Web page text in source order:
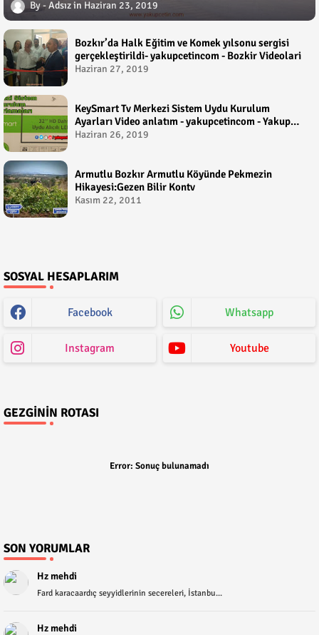
Adsız Haziran 23, 2019
Bozkır’da Halk Eğitim ve Komek yılsonu sergisi
gerçekleştirildi- yakupcetincom - Bozkir Videolari
Haziran 27, 2019
KeySmart Tv Merkezi Sistem Uydu Kurulum
Ayarları Video anlatım - yakupcetincom - Yakup
Çetin
Haziran 26, 2019
Armutlu Bozkır Armutlu Köyünde Pekmezin
Hikayesi:Gezen Bilir Kontv
Kasım 22, 2011
SOSYAL HESAPLARIM
Facebook Whatsapp
Instagram Youtube
GEZGININ ROTASI
Error: Sonuç bulunamadı
SON YORUMLAR
Hz mehdi
Fard karacaardıç seyyidlerinin secereleri, İstanbu...
Hz mehdi